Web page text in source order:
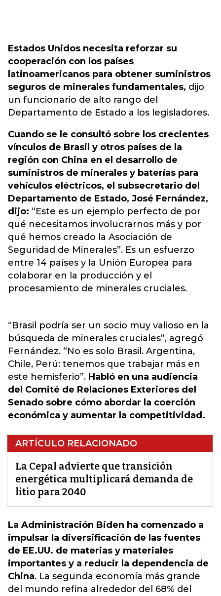
Estados Unidos necesita reforzar su
cooperación con los países
latinoamericanos para obtener suministros
seguros de minerales fundamentales, dijo
un funcionario de alto rango del
Departamento de Estado a los legisladores.
Cuando se le consultó sobre los crecientes
vínculos de Brasil y otros países de la
región con China en el desarrollo de
suministros de minerales y baterías para
vehículos eléctricos, el subsecretario del
Departamento de Estado, José Fernández,
dijo: “Este es un ejemplo perfecto de por
qué necesitamos involucrarnos más y por
qué hemos creado la Asociación de
Seguridad de Minerales”. Es un esfuerzo
entre 14 países y la Unión Europea para
colaborar en la producción y el
procesamiento de minerales cruciales.
“Brasil podría ser un socio muy valioso en la
búsqueda de minerales cruciales”, agregó
Fernández. “No es solo Brasil. Argentina,
Chile, Perú: tenemos que trabajar más en
este hemisferio”. Habló en una audiencia
del Comité de Relaciones Exteriores del
Senado sobre cómo abordar la coerción
económica y aumentar la competitividad.
ARTÍCULO RELACIONADO
La Cepal advierte que transición
energética multiplicará demanda de
litio para 2040
La Administración Biden ha comenzado a
impulsar la diversificación de las fuentes
de EE.UU. de materias y materiales
importantes y a reducir la dependencia de
China. La segunda economía más grande
del mundo refina alrededor del 68% del